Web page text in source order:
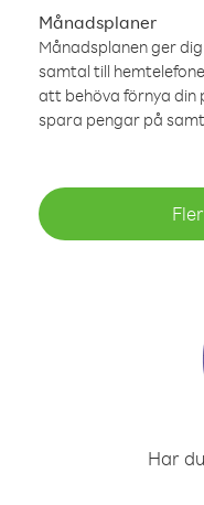
Månadsplaner
Månadsplanen ger
samtal till
att behöva förnya din
spara pengar på
Har